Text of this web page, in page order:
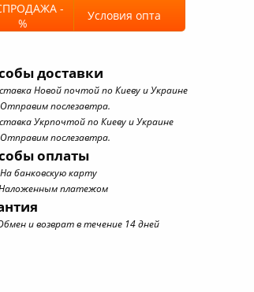
-
%
Условия опта
доставки
Новой почтой по Киеву и Украине
Отправим послезавтра.
Укрпочтой по Киеву и Украине
Отправим послезавтра.
оплаты
банковскую карту
платежом
и возврат в течение 14 дней